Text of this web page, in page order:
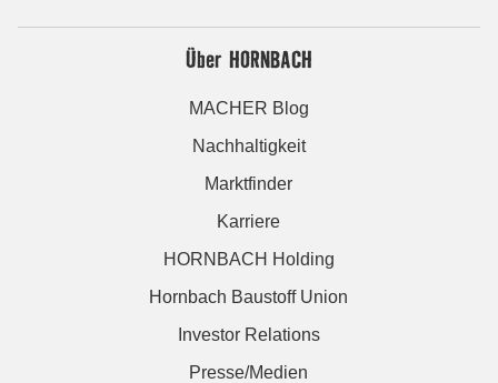
Über HORNBACH
MACHER Blog
Nachhaltigkeit
Marktfinder
Karriere
HORNBACH Holding
Hornbach Baustoff Union
Investor Relations
Presse/Medien